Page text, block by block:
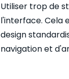
Utiliser trop de
l'interface. Cela
design
navigation et